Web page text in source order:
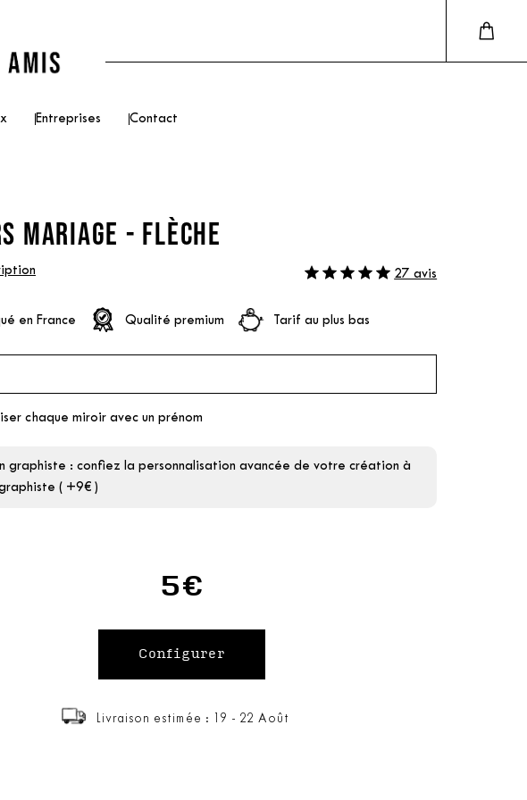
Entreprises Contact
MARIAGE - FLÈCHE
27 avis
en France Qualité premium Tarif au plus bas
chaque miroir avec un prénom
graphiste : confiez la personnalisation avancée de votre création à
( +9€ )
5€
Livraison estimée : 19 - 22 Août